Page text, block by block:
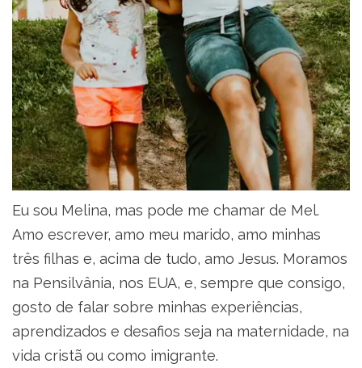
Eu sou Melina, mas pode me chamar de Mel.
Amo escrever, amo meu marido, amo minhas
três filhas e, acima de tudo, amo Jesus. Moramos
na Pensilvânia, nos EUA, e, sempre que consigo,
gosto de falar sobre minhas experiências,
aprendizados e desafios seja na maternidade, na
vida cristã ou como imigrante.